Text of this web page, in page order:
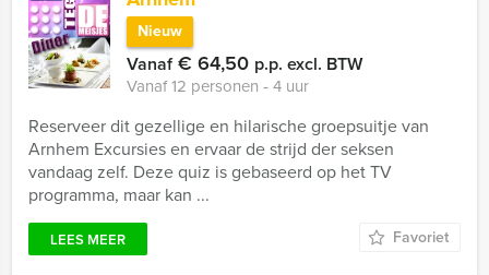
Nieuw
Vanaf€ 64,50 p.p. excl. BTW
Vanaf 12 personen ‐ 4 uur
Reserveer dit gezellige en hilarische groepsuitje van
Arnhem Excursies en ervaar de strijd der seksen
vandaag zelf. Deze quiz is gebaseerd op het TV
programma, maar kan ...
LEES MEER Favoriet